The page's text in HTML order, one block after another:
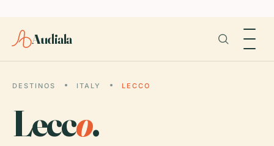
Audiala
DESTINOS ITALY LECCO
Lecco.